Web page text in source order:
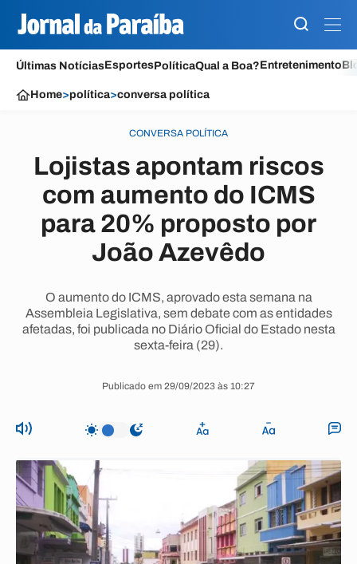
Últimas NotíciasEsportesPolíticaQual a Boa?Entretenimento
Home>política>conversa política
CONVERSA POLÍTICA
Lojistas apontam riscos
com aumento do ICMS
para 20% proposto por
João Azevêdo
O aumento do ICMS, aprovado esta semana na
Assembleia Legislativa, sem debate com as entidades
afetadas, foi publicada no Diário Oficial do Estado nesta
sexta-feira (29).
Publicado em 29/09/2023 às 10:27